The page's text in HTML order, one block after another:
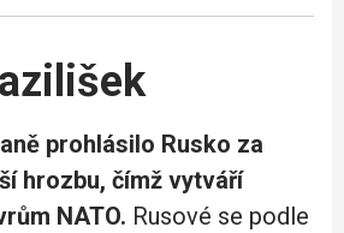
prohlásilo Rusko za
hrozbu, čímž vytváří
NATO. Rusové se podle